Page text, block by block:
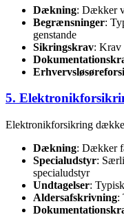
Dækning: Dækker
Begrænsninger:
genstande
Sikringskrav: Krav
5.
Elektronikforsikring
Dækning: Dækker
Specialudstyr:
specialudstyr
Undtagelser:
Aldersafskrivning: